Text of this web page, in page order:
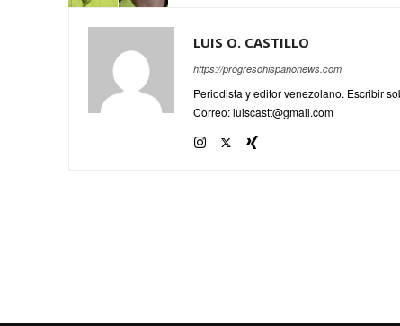
LUIS O. CASTILLO
https://progresohispanonews.com
Periodista y editor venezolano. Escribir
Correo: luiscastt@gmail.com